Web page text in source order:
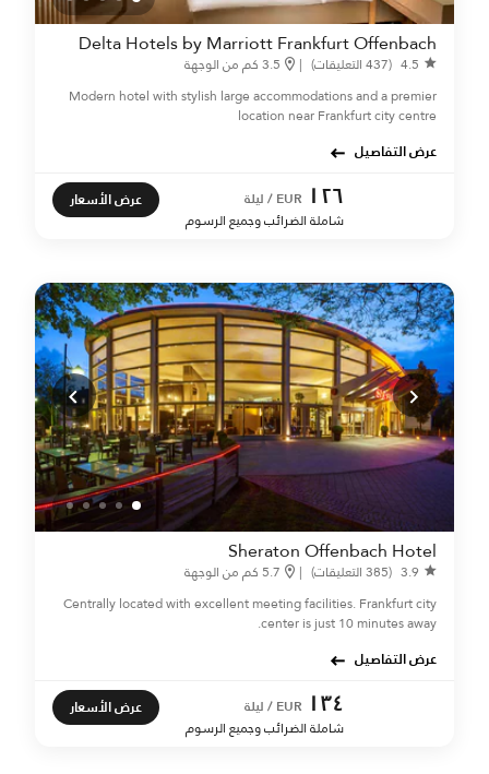
Delta Hotels by Marriott Frankfurt Offenbach
4.5 (437 التعليقات) |
3.5 كم من الوجهة
Modern hotel with stylish large accommodations and a premier
location near Frankfurt city centre
عرض التفاصيل
١٢٦ EUR / ليلة
شاملة الضرائب وجميع الرسوم
عرض الأسعار
Sheraton Offenbach Hotel
3.9 (385 التعليقات) |
5.7 كم من الوجهة
Centrally located with excellent meeting facilities. Frankfurt city
center is just 10 minutes away.
عرض التفاصيل
١٣٤ EUR / ليلة
شاملة الضرائب وجميع الرسوم
عرض الأسعار